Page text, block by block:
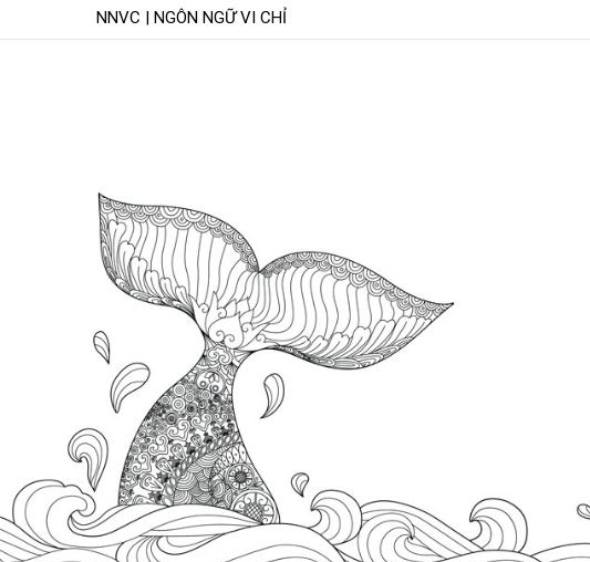
NNVC | NGÔN NGỮ VI CHỈ